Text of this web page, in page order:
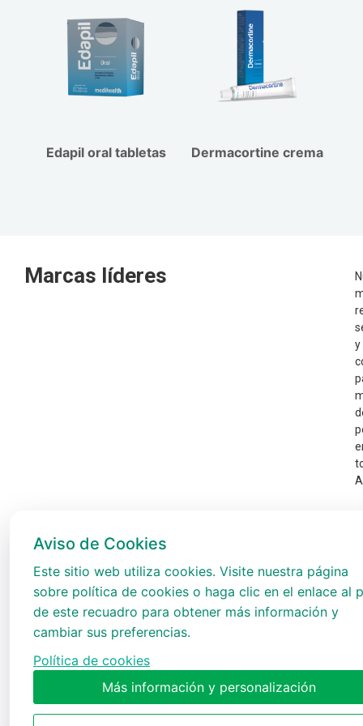
Edapil oral tabletas Dermacortine crema
Marcas líderes
y
Aviso de Cookies
Este sitio web utiliza cookies. Visite nuestra página
sobre política de cookies o haga clic en el enlace al
de este recuadro para obtener más información y
cambiar sus preferencias.
Política de cookies
Más información y personalización